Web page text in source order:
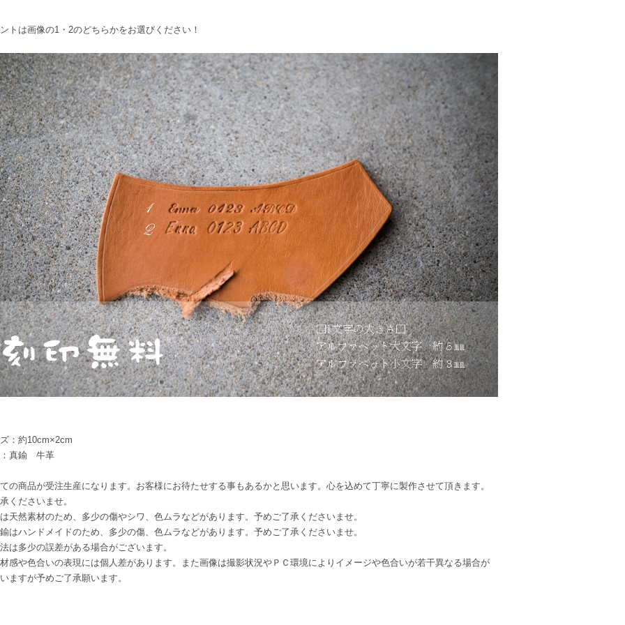
トは画像の1・2のどちらかをお選びください！
：約10cm×2cm
真鍮 牛革
の商品が受注生産になります。お客様にお待たせする事もあるかと思います。心を込めて丁寧に製作させて頂きます。
くださいませ。
天然素材のため、多少の傷やシワ、色ムラなどがあります。予めご了承くださいませ。
はハンドメイドのため、多少の傷、色ムラなどがあります。予めご了承くださいませ。
は多少の誤差がある場合がございます。
感や色合いの表現には個人差があります。また画像は撮影状況やＰＣ環境によりイメージや色合いが若干異なる場合が
ますが予めご了承願います。